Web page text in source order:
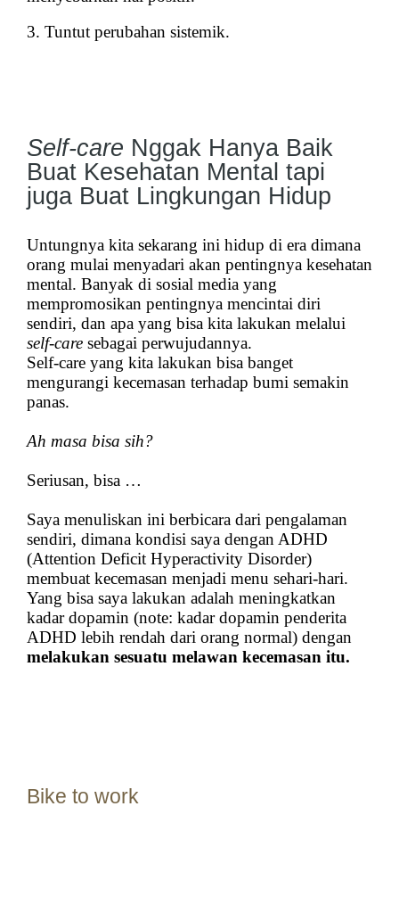
3. Tuntut perubahan sistemik.
Self-care Nggak Hanya Baik
Buat Kesehatan Mental tapi
juga Buat Lingkungan Hidup
Untungnya kita sekarang ini hidup di era dimana
orang mulai menyadari akan pentingnya kesehatan
mental. Banyak di sosial media yang
mempromosikan pentingnya mencintai diri
sendiri, dan apa yang bisa kita lakukan melalui
self-care sebagai perwujudannya.
Self-care yang kita lakukan bisa banget
mengurangi kecemasan terhadap bumi semakin
panas.
Ah masa bisa sih?
Seriusan, bisa …
Saya menuliskan ini berbicara dari pengalaman
sendiri, dimana kondisi saya dengan ADHD
(Attention Deficit Hyperactivity Disorder)
membuat kecemasan menjadi menu sehari-hari.
Yang bisa saya lakukan adalah meningkatkan
kadar dopamin (note: kadar dopamin penderita
ADHD lebih rendah dari orang normal) dengan
melakukan sesuatu melawan kecemasan itu.
Bike to work